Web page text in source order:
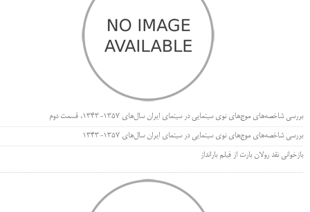
بررسی شاخصه‌های موج‌های نوی سینمایی در سینمای ایران سال‌های 1357-1343، قسمت دوم
بررسی شاخصه‌های موج‌های نوی سینمایی در سینمای ایران سال‌های 1357-1343
بازخوانی نقد رولان بارت از فیلم بارانداز